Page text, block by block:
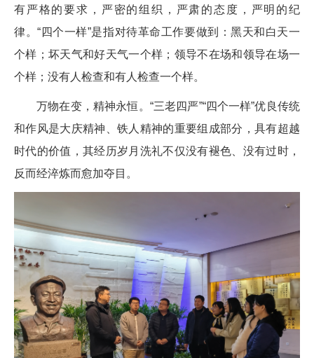
有严格的要求，严密的组织，严肃的态度，严明的纪
律。“四个一样”是指对待革命工作要做到：黑天和白天一
个样；坏天气和好天气一个样；领导不在场和领导在场一
个样；没有人检查和有人检查一个样。
万物在变，精神永恒。“三老四严”“四个一样”优良传统
和作风是大庆精神、铁人精神的重要组成部分，具有超越
时代的价值，其经历岁月洗礼不仅没有褪色、没有过时，
反而经淬炼而愈加夺目。